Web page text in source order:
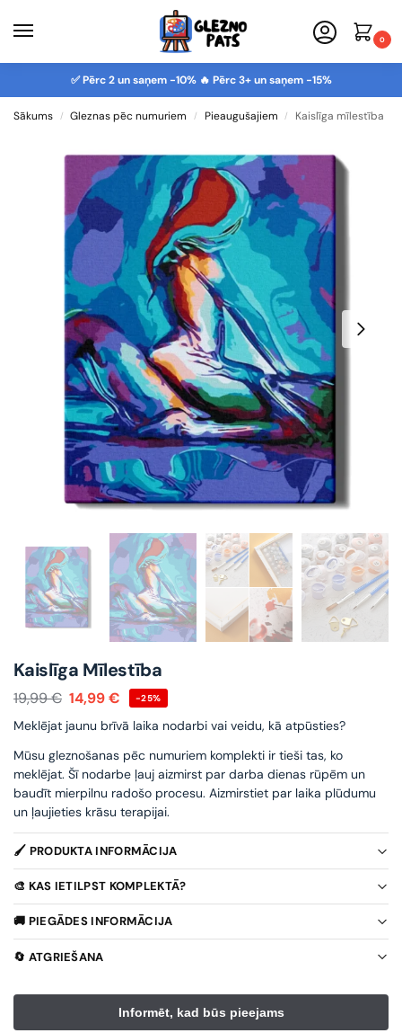
0
✅ Pērc 2 un saņem -10% 🔥 Pērc 3+ un saņem -15%
Sākums / Gleznas pēc numuriem / Pieaugušajiem / Kaislīga mīlestība
Kaislīga Mīlestība
19,99€ 14,99€ -25%
Meklējat jaunu brīvā laika nodarbi vai veidu, kā atpūsties?
Mūsu gleznošanas pēc numuriem komplekti ir tieši tas, ko
meklējat. Šī nodarbe ļauj aizmirst par darba dienas rūpēm un
baudīt mierpilnu radošo procesu. Aizmirstiet par laika plūdumu
un ļaujieties krāsu terapijai.
🖌️ PRODUKTA INFORMĀCIJA
🎨 KAS IETILPST KOMPLEKTĀ?
🚚 PIEGĀDES INFORMĀCIJA
🔄 ATGRIEŠANA